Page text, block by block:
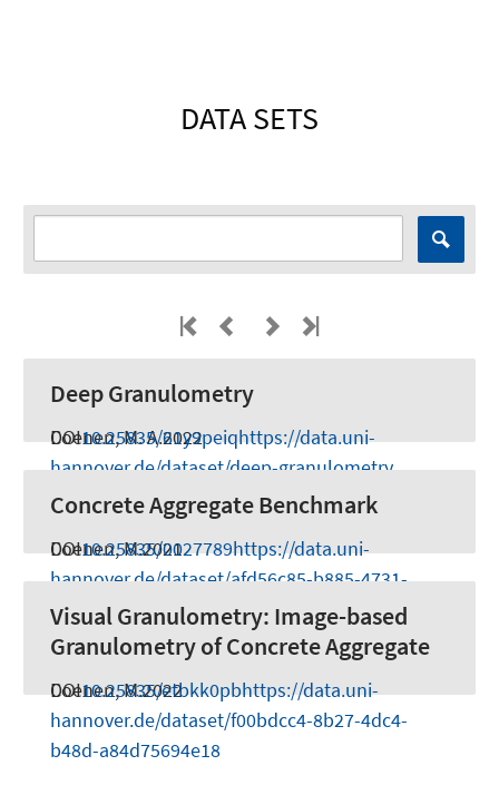
DATA SETS
Deep Granulometry
Coenen, M. A.2022
DOI10.25835/61y9peiqhttps://data.uni-
hannover.de/dataset/deep-granulometry
Concrete Aggregate Benchmark
Coenen, M.2021
DOI10.25835/0027789https://data.uni-
hannover.de/dataset/afd56c85-b885-4731-
af17-258838c6d728
Visual Granulometry: Image-based
Granulometry of Concrete Aggregate
Coenen, M.2022
DOI10.25835/etbkk0pbhttps://data.uni-
hannover.de/dataset/f00bdcc4-8b27-4dc4-
b48d-a84d75694e18